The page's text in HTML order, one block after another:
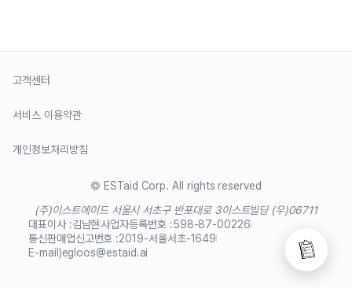
고객센터
서비스 이용약관
개인정보처리방침
© ESTaid Corp. All rights reserved
(주)이스트에이드 서울시 서초구 반포대로 3이스트빌딩 (우)06711
대표이사 :김남현사업자등록번호 :598-87-00226
통신판매업신고번호 :2019-서울서초-1649
E-mail)egloos@estaid.ai